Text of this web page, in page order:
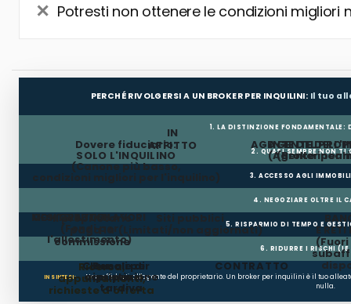
Potresti non ottenere le condizioni migliori
PERCHÉ RIVOLGERSI A UN BROKER PER INQUILINI: Il tuo
1. LA DISTINZIONE FONDAMENTALE:
AGENTE DEL
(Agente
IN
AFFITTO
AGENTE
(Broker per
Dovere fiduciario:
SOLO L'INQUILINO
(Canone più basso,
condizioni migliori per l'inquilino)
2. QUASI SEMPRE NON TI
3. ACCESSO AGLI
4. NEGOZIARE OLTRE IL
Il proprietario
paga la
commissione
Siti pubblici
(Limitati/non aggiornati) E RETI
MESI GRATUITI
CONTRIBUTO LAVORI
(Fondi per
l'allestimento)
5. RISPARMIO DI TEMPO E
6. RIDURRE I RISCHI
Ricerca,
appuntamenti,
richieste d'offerta
Clausole di
ripristino
Penali per
occupazione
tardiva
CONTRATTO
IN SINTESI:
Non affidarti all'agente del proprietario. Un broker per inquilini è il tuo
nulla.